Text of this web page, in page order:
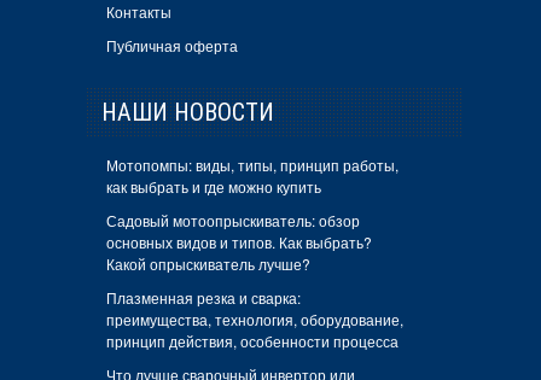
Контакты
Публичная оферта
НАШИ НОВОСТИ
Мотопомпы: виды, типы, принцип работы,
как выбрать и где можно купить
Садовый мотоопрыскиватель: обзор
основных видов и типов. Как выбрать?
Какой опрыскиватель лучше?
Плазменная резка и сварка:
преимущества, технология, оборудование,
принцип действия, особенности процесса
Что лучше сварочный инвертор или